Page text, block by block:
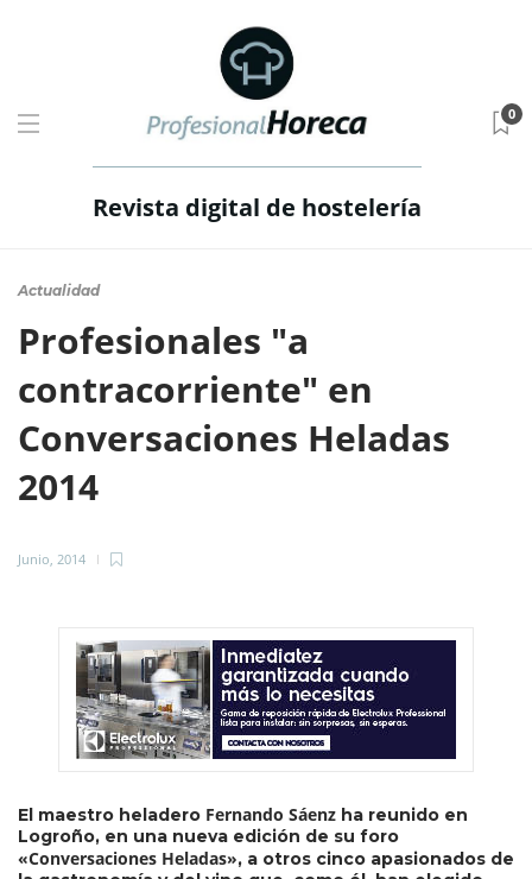
Revista digital de hostelería
0
Actualidad
Profesionales "a
contracorriente" en
Conversaciones Heladas
2014
Junio, 2014
El maestro heladero Fernando Sáenz ha reunido en
Logroño, en una nueva edición de su foro
«Conversaciones Heladas», a otros cinco apasionados de